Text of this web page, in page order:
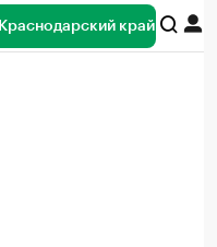
Краснодарский край